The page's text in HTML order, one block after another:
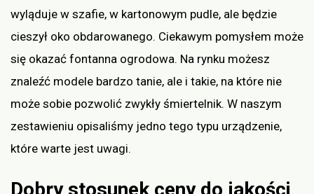
wyląduje w szafie, w kartonowym pudle, ale będzie
cieszył oko obdarowanego. Ciekawym pomysłem może
się okazać fontanna ogrodowa. Na rynku możesz
znaleźć modele bardzo tanie, ale i takie, na które nie
może sobie pozwolić zwykły śmiertelnik. W naszym
zestawieniu opisaliśmy jedno tego typu urządzenie,
które warte jest uwagi.